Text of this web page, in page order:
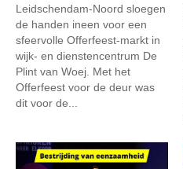
Leidschendam-Noord sloegen
de handen ineen voor een
sfeervolle Offerfeest-markt in
wijk- en dienstencentrum De
Plint van Woej. Met het
Offerfeest voor de deur was
dit voor de...